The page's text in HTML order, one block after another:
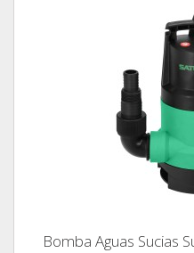
Bomba Aguas Sucias